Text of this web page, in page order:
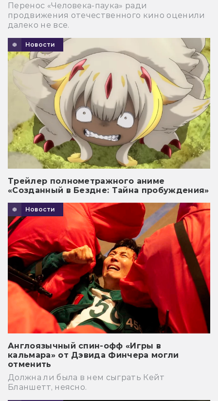
Перенос «Человека-паука» ради
продвижения отечественного кино оценили
далеко не все.
Новости
Трейлер полнометражного аниме
«Созданный в Бездне: Тайна пробуждения»
Новости
Англоязычный спин-офф «Игры в
кальмара» от Дэвида Финчера могли
отменить
Должна ли была в нем сыграть Кейт
Бланшетт, неясно.